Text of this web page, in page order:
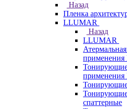
Назад
Пленка
LLUMAR
Назад
LLUMAR
применения
применения
спаттерные